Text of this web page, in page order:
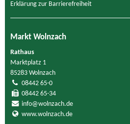
Erklärung zur Barrierefreiheit
Markt Wolnzach
Rathaus
Marktplatz 1
85283 Wolnzach
08442 65-0
08442 65-34
info@wolnzach.de
www.wolnzach.de